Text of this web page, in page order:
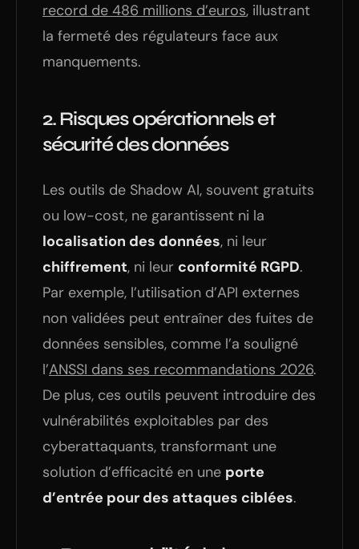
record de 486 millions d’euros, illustrant
la fermeté des régulateurs face aux
manquements.
2.Risques opérationnels et
sécurité des données
Les outils de Shadow AI, souvent gratuits
ou low-cost, ne garantissent ni la
localisation des données, ni leur
chiffrement, ni leur conformité RGPD.
Par exemple, l’utilisation d’API externes
non validées peut entraîner des fuites de
données sensibles, comme l’a souligné
l’ANSSI dans ses recommandations 2026.
De plus, ces outils peuvent introduire des
vulnérabilités exploitables par des
cyberattaquants, transformant une
solution d’efficacité en une porte
d’entrée pour des attaques ciblées.